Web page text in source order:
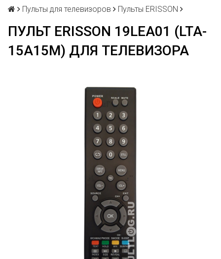
Пульты для телевизоров Пульты ERISSON
ПУЛЬТ ERISSON 19LEA01 (LTA-
15A15M) ДЛЯ ТЕЛЕВИЗОРА